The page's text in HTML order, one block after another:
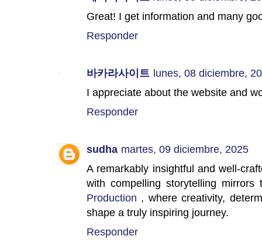
Great! I get information and many
Responder
바카라사이트 lunes, 08 diciembre,
I appreciate about the website and
Responder
sudha martes, 09 diciembre, 2025
A remarkably insightful and well-
with compelling storytelling
Production , where creativity,
shape a truly inspiring journey.
Responder